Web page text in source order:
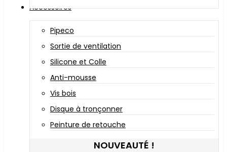
Accessoires
Pipeco
Sortie de ventilation
Silicone et Colle
Anti-mousse
Vis bois
Disque à tronçonner
Peinture de retouche
NOUVEAUTÉ !